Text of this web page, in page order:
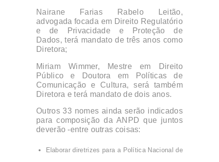
Nairane Farias Rabelo Leitão,
advogada focada em Direito Regulatório
e de Privacidade e Proteção de
Dados, terá mandato de três anos como
Diretora;
Miriam Wimmer, Mestre em Direito
Público e Doutora em Políticas de
Comunicação e Cultura, será também
Diretora e terá mandato de dois anos.
Outros 33 nomes ainda serão indicados
para composição da ANPD que juntos
deverão -entre outras coisas:
Elaborar diretrizes para a Política Nacional de